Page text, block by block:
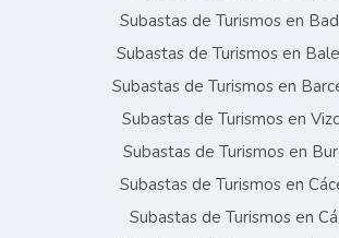
Subastas de Turismos en
Subastas de Turismos en
Subastas de Turismos en
Subastas de Turismos en
Subastas de Turismos en
Subastas de Turismos en
Subastas de Turismos en